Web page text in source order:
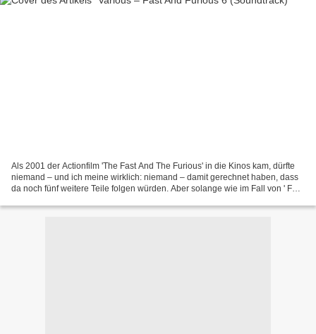
Als 2001 der Actionfilm 'The Fast And The Furious' in die Kinos kam, dürfte
niemand – und ich meine wirklich: niemand – damit gerechnet haben, dass
da noch fünf weitere Teile folgen würden. Aber solange wie im Fall von ' Fast